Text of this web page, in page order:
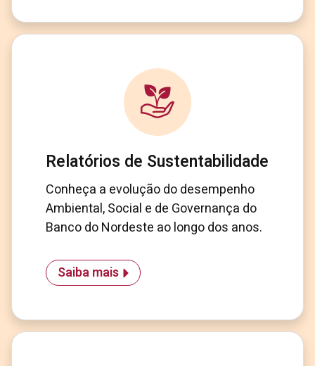
Relatórios de Sustentabilidade
Conheça a evolução do desempenho
Ambiental, Social e de Governança do
Banco do Nordeste ao longo dos anos.
Saiba mais